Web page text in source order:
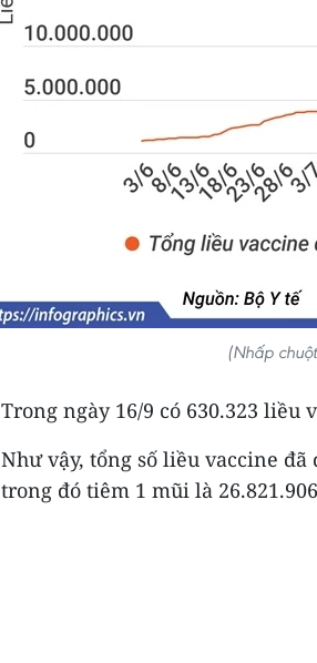
(Nhấp
Trong ngày 16/9 có 630.323 liều
Như vậy, tổng số liều vaccine
trong đó tiêm 1 mũi là